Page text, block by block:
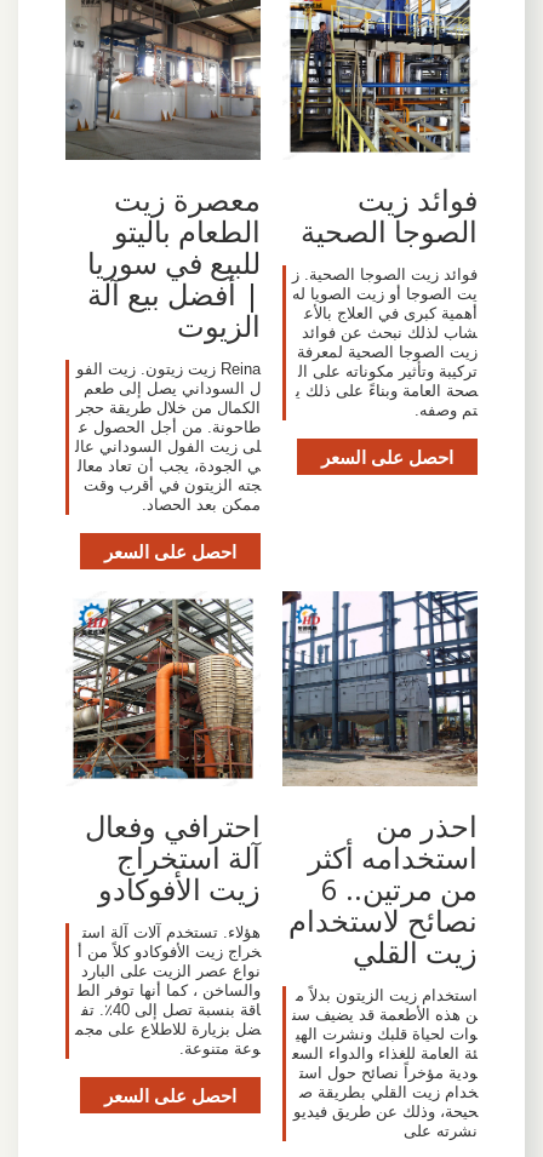
فوائد زيت
الصوجا الصحية
فوائد زيت الصوجا الصحية. ز
يت الصوجا أو زيت الصويا له
أهمية كبرى في العلاج بالأع
شاب لذلك نبحث عن فوائد
زيت الصوجا الصحية لمعرفة
تركيبة وتأثير مكوناته على ال
صحة العامة وبناءً على ذلك ي
تم وصفه.
احصل على السعر
معصرة زيت
الطعام باليتو
للبيع في سوريا
| أفضل بيع آلة
الزيوت
Reina زيت زيتون. زيت الفو
ل السوداني يصل إلى طعم
الكمال من خلال طريقة حجر
طاحونة. من أجل الحصول ع
لى زيت الفول السوداني عال
ي الجودة، يجب أن تعاد معال
جته الزيتون في أقرب وقت
ممكن بعد الحصاد.
احصل على السعر
احذر من
استخدامه أكثر
من مرتين.. 6
نصائح لاستخدام
زيت القلي
استخدام زيت الزيتون بدلاً م
ن هذه الأطعمة قد يضيف سن
وات لحياة قلبك ونشرت الهي
ئة العامة للغذاء والدواء السع
ودية مؤخراً نصائح حول است
خدام زيت القلي بطريقة ص
حيحة، وذلك عن طريق فيديو
نشرته على
احترافي وفعال
آلة استخراج
زيت الأفوكادو
هؤلاء. تستخدم آلات آلة است
خراج زيت الأفوكادو كلاً من أ
نواع عصر الزيت على البارد
والساخن ، كما أنها توفر الط
اقة بنسبة تصل إلى 40٪. تف
ضل بزيارة للاطلاع على مجم
وعة متنوعة.
احصل على السعر